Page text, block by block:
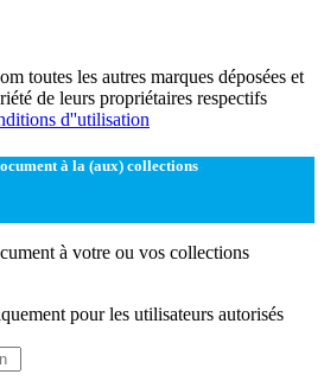
toutes les autres marques déposées et
de leurs propriétaires respectifs
d''utilisation
à la (aux) collections
à votre ou vos collections
pour les utilisateurs autorisés